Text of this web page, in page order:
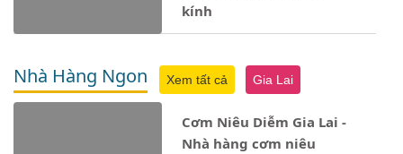
kính
Nhà Hàng Ngon Xem tất cả Gia Lai
Cơm Niêu Diễm Gia Lai -
Nhà hàng cơm niêu